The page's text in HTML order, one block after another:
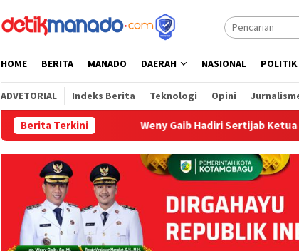
HOME BERITA MANADO DAERAH NASIONAL POLITIK
ADVETORIAL Indeks Berita Teknologi Opini
Berita TerkiniWeny Gaib Hadiri Sertijab Ketua DWP,